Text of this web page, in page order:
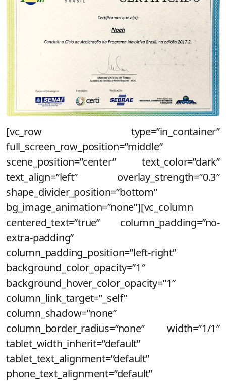
[vc_row type=”in_container”
full_screen_row_position=”middle”
scene_position=”center” text_color=”dark”
text_align=”left” overlay_strength=”0.3″
shape_divider_position=”bottom”
bg_image_animation=”none”][vc_column
centered_text=”true” column_padding=”no-
extra-padding”
column_padding_position=”left-right”
background_color_opacity=”1″
background_hover_color_opacity=”1″
column_link_target=”_self”
column_shadow=”none”
column_border_radius=”none” width=”1/1″
tablet_width_inherit=”default”
tablet_text_alignment=”default”
phone_text_alignment=”default”